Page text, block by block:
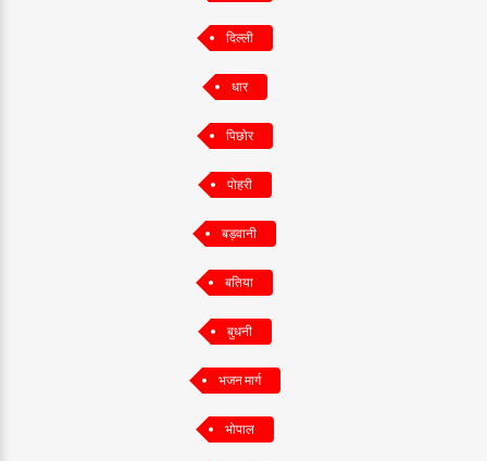
दिल्ली
धार
पिछोर
पोहरी
बड़वानी
बतिया
बुधनी
भजन मार्ग
भोपाल